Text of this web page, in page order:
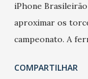
iPhone
aproximar os
campeonato. A
lances,
COMPARTILHAR